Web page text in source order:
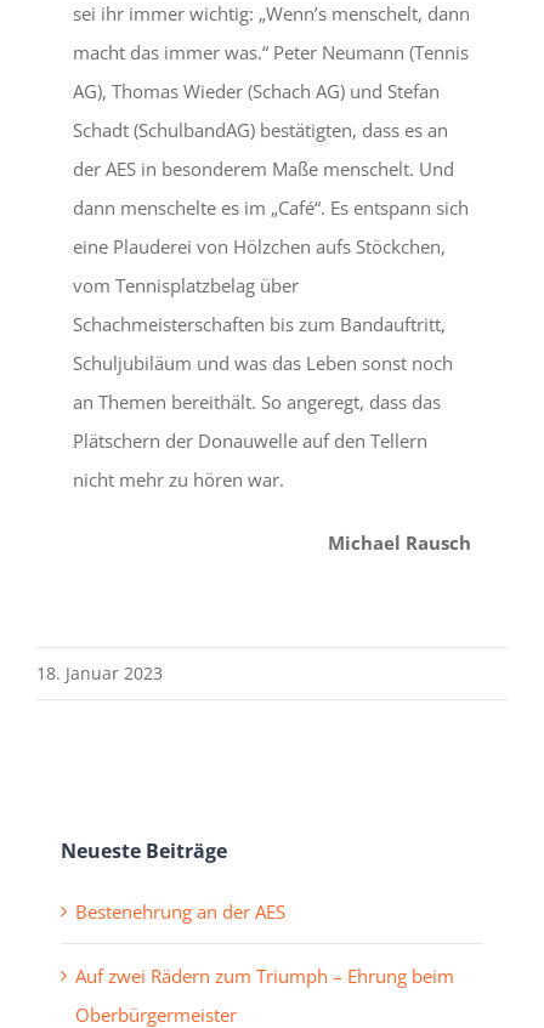
sei ihr immer wichtig: „Wenn’s menschelt, dann
macht das immer was.“ Peter Neumann (Tennis
AG), Thomas Wieder (Schach AG) und Stefan
Schadt (SchulbandAG) bestätigten, dass es an
der AES in besonderem Maße menschelt. Und
dann menschelte es im „Café“. Es entspann sich
eine Plauderei von Hölzchen aufs Stöckchen,
vom Tennisplatzbelag über
Schachmeisterschaften bis zum Bandauftritt,
Schuljubiläum und was das Leben sonst noch
an Themen bereithält. So angeregt, dass das
Plätschern der Donauwelle auf den Tellern
nicht mehr zu hören war.
Michael Rausch
18. Januar 2023
Neueste Beiträge
Bestenehrung an der AES
Auf zwei Rädern zum Triumph – Ehrung beim
Oberbürgermeister